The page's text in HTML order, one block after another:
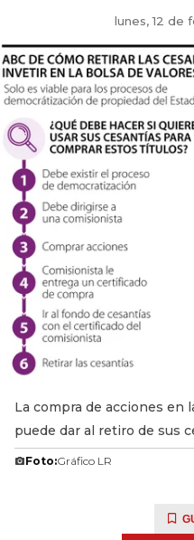
lunes, 12 de
La compra de acciones en
puede dar al retiro de sus
Foto:Gráfico LR